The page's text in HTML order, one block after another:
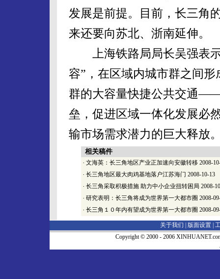
发展是前提。目前，长三角
来还要向苏北、浙南延伸。
上海铁路局局长吴强表示
容”，在区域内城市群之间
群的大容量快捷公共交通
垒，促进区域一体化发展必
输市场需求潜力的巨大释放
相关稿件
· 文海英：长三角地区产业正加速向安徽转移 2008-
· 长三角地区最大肉鸡基地落户江苏海门 2008-10-13
· 长三角采取积极措施 助力中小企业扭转困局 2008-
· 研究表明：长三角将成为世界第一大都市圈 2008-
· 长三角１０年内有望成为世界第一大都市圈 2008-
关于我们 | 版面设置
Copyright © 2000 - 2006